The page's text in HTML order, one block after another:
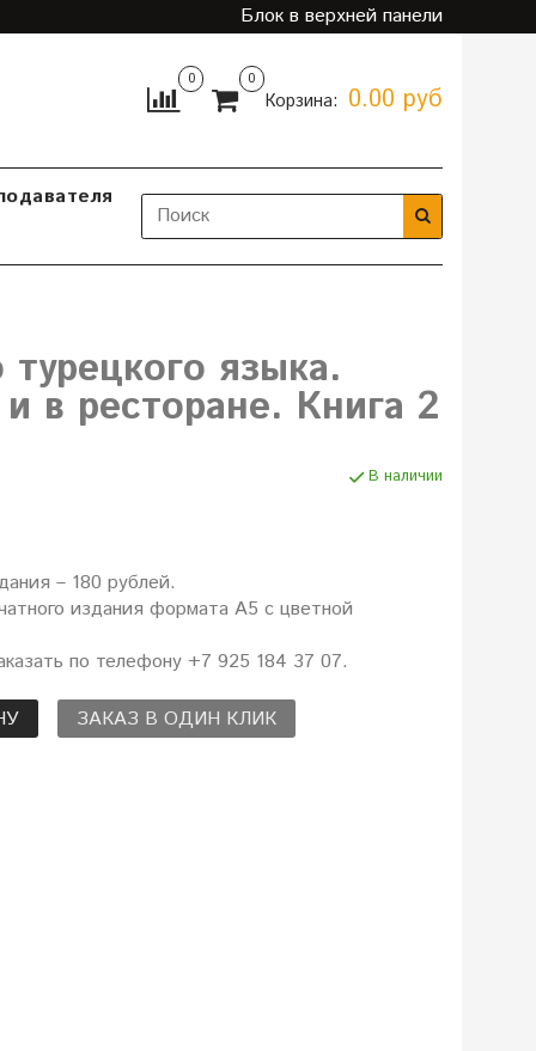
Блок в верхней панели
0 0
Корзина: 0.00 руб
языка.
в ресторане. Книга 2
В наличии
– 180 рублей.
издания формата А5 с цветной
по телефону +7 925 184 37 07.
ЗАКАЗ В ОДИН КЛИК